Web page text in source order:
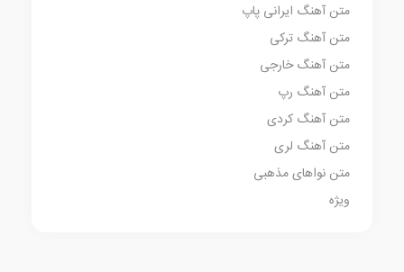
متن آهنگ ایرانی پاپ
متن آهنگ ترکی
متن آهنگ خارجی
متن آهنگ رپ
متن آهنگ کردی
متن آهنگ لری
متن نواهای مذهبی
ویژه